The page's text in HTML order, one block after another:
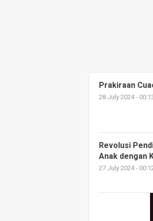
Prakiraan
28 July 2024 -
Revolusi
Anak dengan
27 July 2024 -